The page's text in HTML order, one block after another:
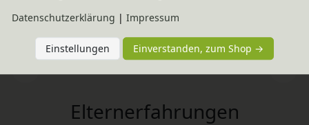
Elternerfahrungen
Daten­schutz­erklärung | Impressum
Einstellungen Einverstanden, zum Shop →